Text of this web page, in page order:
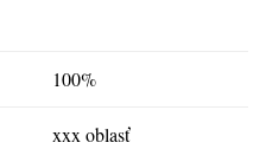
100%
xxx oblasť